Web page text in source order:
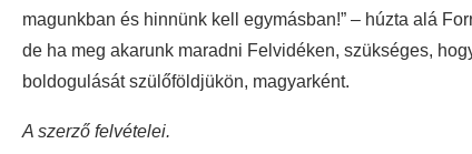
magunkban és hinnünk kell egymásban!” – húzta alá
de ha meg akarunk maradni Felvidéken, szükséges,
boldogulását szülőföldjükön, magyarként.
A szerző felvételei.